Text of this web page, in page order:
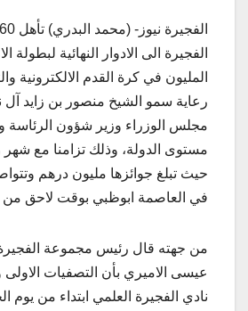
الفجيرة الى الادوار النهائية لبطولة
المليون في كرة القدم الالكترونية
رعاية سمو الشيخ منصور بن زايد آل
مجلس الوزراء وزير شؤون الرئاسة
مستوى الدولة، وذلك تزامنا مع
حيث تبلغ جوائزها مليون درهم وتتواصل
في العاصمة ابوظبي بوقت لاحق من
من جهته قال رئيس مجموعة
عيسى الاميري بأن التصفيات الاولى
نادي الفجيرة العلمي ابتداء من